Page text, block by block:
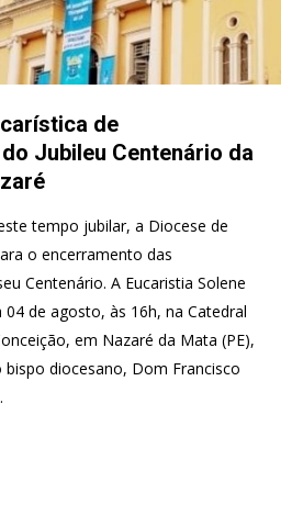
de
Jubileu Centenário da
tempo jubilar, a Diocese de
o encerramento das
Centenário. A Eucaristia Solene
de agosto, às 16h, na Catedral
em Nazaré da Mata (PE),
bispo diocesano, Dom Francisco